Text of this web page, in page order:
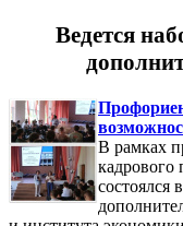
Ведется
В рамках
кадрового
состоялся